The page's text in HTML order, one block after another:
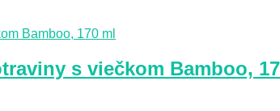
s viečkom Bamboo,